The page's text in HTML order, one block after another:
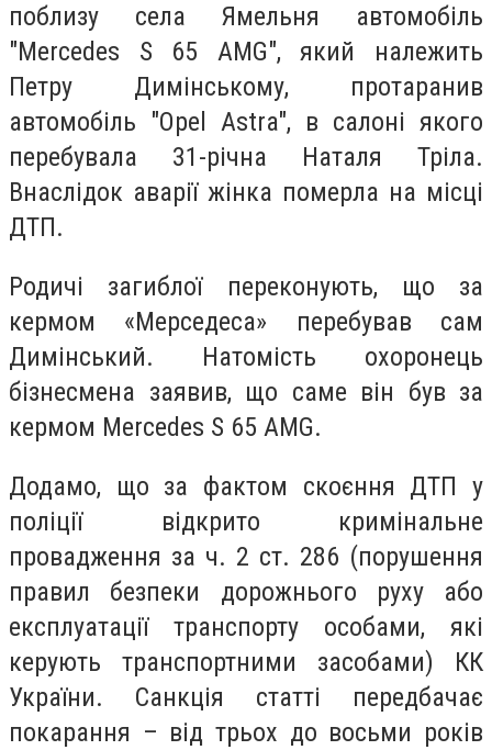
поблизу села Ямельня автомобіль
"Mercedes S 65 AMG", який належить
Петру Димінському, протаранив
автомобіль "Opel Astra", в салоні якого
перебувала 31-річна Наталя Тріла.
Внаслідок аварії жінка померла на місці
ДТП.
Родичі загиблої переконують, що за
кермом «Мерседеса» перебував сам
Димінський. Натомість охоронець
бізнесмена заявив, що саме він був за
кермом Mercedes S 65 AMG.
Додамо, що за фактом скоєння ДТП у
поліції відкрито кримінальне
провадження за ч. 2 ст. 286 (порушення
правил безпеки дорожнього руху або
експлуатації транспорту особами, які
керують транспортними засобами) КК
України. Санкція статті передбачає
покарання – від трьох до восьми років